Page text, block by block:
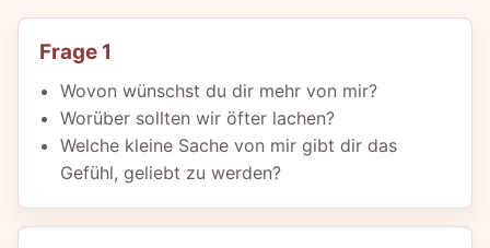
Frage 1
Wovon wünschst du dir mehr von mir?
Worüber sollten wir öfter lachen?
Welche kleine Sache von mir gibt dir das
Gefühl, geliebt zu werden?